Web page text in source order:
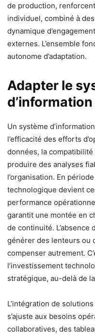
de production,
individuel, combiné à
dynamique
externes. L’ensemble
autonome d’adaptation.
Adapter le
Un système
l’efficacité des efforts
données, la
produire des analyses
l’organisation. En
technologique devient
performance
garantit une montée en
de continuité. L’absence
générer des lenteurs ou
compenser autrement.
l’investissement
stratégique, au-delà de
L’intégration de
s’ajuste aux besoins
collaboratives, des